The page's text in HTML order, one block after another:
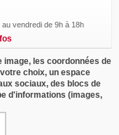
vendredi de 9h à 18h
les coordonnées de
choix, un espace
sociaux, des blocs de
d'informations (images,